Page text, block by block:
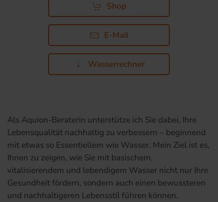
Shop
E-Mail
Wasserrechner
Als Aquion-Beraterin unterstütze ich Sie dabei, Ihre
Lebensqualität nachhaltig zu verbessern – beginnend
mit etwas so Essentiellem wie Wasser. Mein Ziel ist es,
Ihnen zu zeigen, wie Sie mit basischem,
vitalisierendem und lebendigem Wasser nicht nur Ihre
Gesundheit fördern, sondern auch einen bewussteren
und nachhaltigeren Lebensstil führen können.